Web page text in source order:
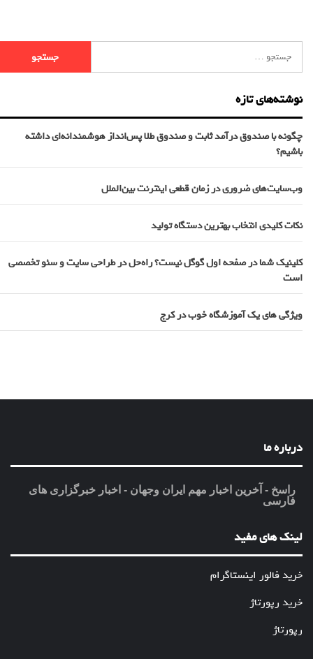
نوشته‌های تازه
چگونه با صندوق درآمد ثابت و صندوق طلا پس‌انداز هوشمندانه‌ای داشته
باشیم؟
وب‌سایت‌های ضروری در زمان قطعی اینترنت بین‌الملل
نکات کلیدی انتخاب بهترین دستگاه تولید
کلینیک شما در صفحه اول گوگل نیست؟ راه‌حل در طراحی سایت و سئو تخصصی
است
ویژگی های یک آموزشگاه خوب در کرج
درباره ما
راسخ - آخرین اخبار مهم ایران وجهان - اخبار خبرگزاری های
فارسی
لینک های مفید
خرید فالور اینستاگرام
خرید رپورتاژ
رپورتاژ